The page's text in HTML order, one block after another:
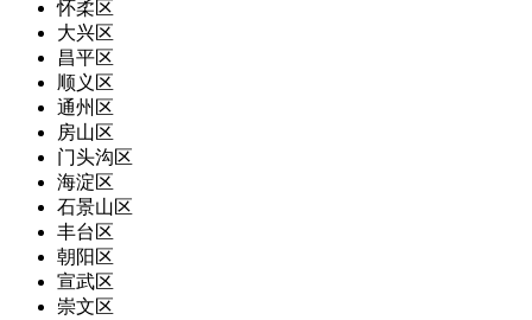
怀柔区
大兴区
昌平区
顺义区
通州区
房山区
门头沟区
海淀区
石景山区
丰台区
朝阳区
宣武区
崇文区